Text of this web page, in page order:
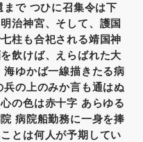
で つひに召集令は下
治神宮、そして、護国
柱も合祀される靖国神
飲けば、えらばれた大
ゆかば一線描きたる病
の上のみか言も通はぬ
の色は赤十字 あらゆる
病院船勤務に一身を捧
とは何人が予期してい